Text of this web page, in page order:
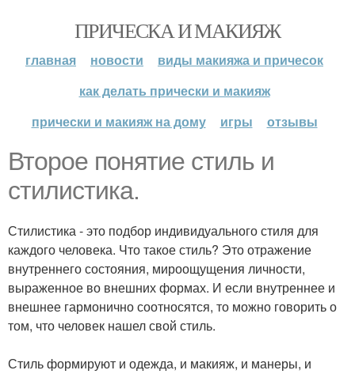
ПРИЧЕСКА И МАКИЯЖ
главная новости
виды макияжа и причесок
как делать прически и макияж
прически и макияж на дому
игры отзывы
Второе понятие стиль и
стилистика.
Стилистика - это подбор индивидуального стиля для
каждого человека. Что такое стиль? Это отражение
внутреннего состояния, мироощущения личности,
выраженное во внешних формах. И если внутреннее и
внешнее гармонично соотносятся, то можно говорить о
том, что человек нашел свой стиль.
Стиль формируют и одежда, и макияж, и манеры, и